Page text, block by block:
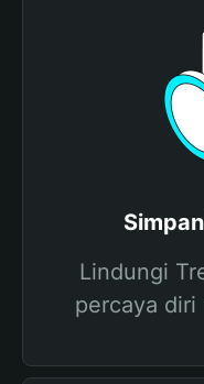
Lindungi
percaya